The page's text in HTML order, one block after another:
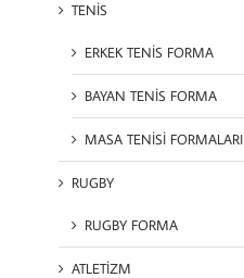
TENİS
ERKEK TENİS FORMA
BAYAN TENİS FORMA
MASA TENİSİ FORMALARI
RUGBY
RUGBY FORMA
ATLETİZM